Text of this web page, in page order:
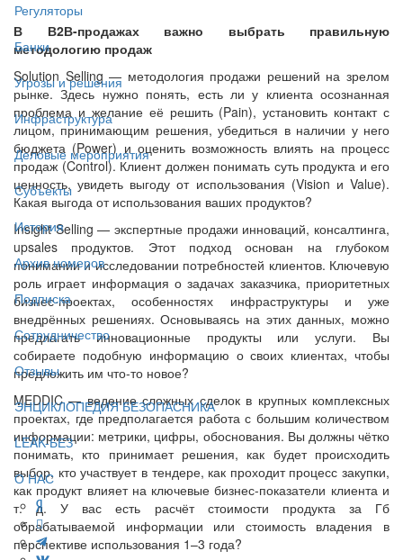
Регуляторы
Банки
Угрозы и решения
Инфраструктура
Деловые мероприятия
Субъекты
История
Архив номеров
Подписка
Сотрудничество
Отзывы
ЭНЦИКЛОПЕДИЯ БЕЗОПАСНИКА
LEAK-БЕЗ
О НАС
В В2В-продажах важно выбрать правильную
методологию продаж
Solution Selling — методология продажи решений на зрелом
рынке. Здесь нужно понять, есть ли у клиента осознанная
проблема и желание её решить (Pain), установить контакт с
лицом, принимающим решения, убедиться в наличии у него
бюджета (Power) и оценить возможность влиять на процесс
продаж (Control). Клиент должен понимать суть продукта и его
ценность, увидеть выгоду от использования (Vision и Value).
Какая выгода от использования ваших продуктов?
Insight Selling — экспертные продажи инноваций, консалтинга,
upsales продуктов. Этот подход основан на глубоком
понимании и исследовании потребностей клиентов. Ключевую
роль играет информация о задачах заказчика, приоритетных
бизнес-проектах, особенностях инфраструктуры и уже
внедрённых решениях. Основываясь на этих данных, можно
предлагать инновационные продукты или услуги. Вы
собираете подобную информацию о своих клиентах, чтобы
предложить им что-то новое?
MEDDIC — ведение сложных сделок в крупных комплексных
проектах, где предполагается работа с большим количеством
информации: метрики, цифры, обоснования. Вы должны чётко
понимать, кто принимает решения, как будет происходить
выбор, кто участвует в тендере, как проходит процесс закупки,
как продукт влияет на ключевые бизнес-показатели клиента и
т. д. У вас есть расчёт стоимости продукта за Гб
обрабатываемой информации или стоимость владения в
перспективе использования 1–3 года?